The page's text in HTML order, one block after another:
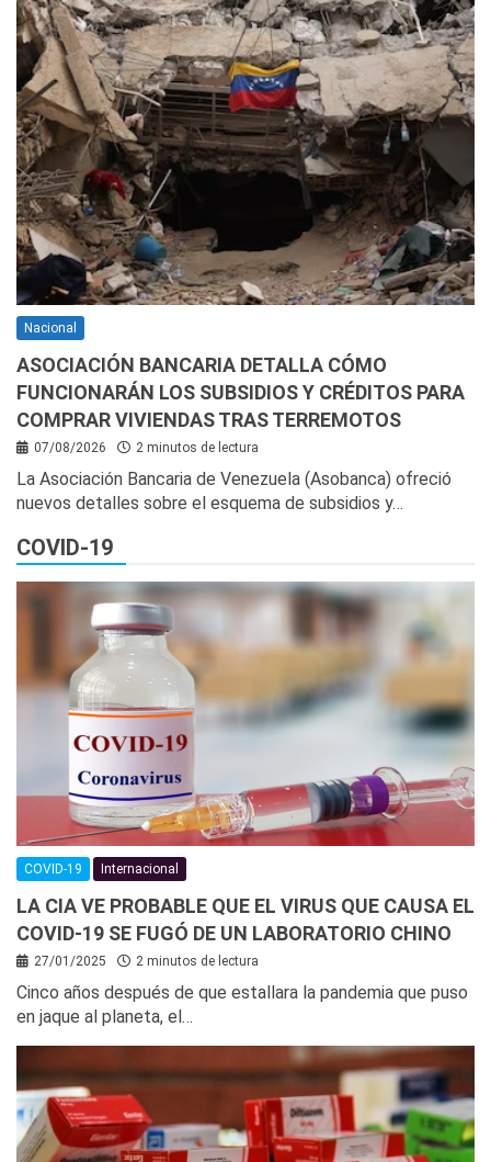
Nacional
ASOCIACIÓN BANCARIA DETALLA CÓMO
FUNCIONARÁN LOS SUBSIDIOS Y CRÉDITOS PARA
COMPRAR VIVIENDAS TRAS TERREMOTOS
07/08/2026 2 minutos de lectura
La Asociación Bancaria de Venezuela (Asobanca) ofreció
nuevos detalles sobre el esquema de subsidios y…
COVID-19
COVID-19 Internacional
LA CIA VE PROBABLE QUE EL VIRUS QUE CAUSA EL
COVID-19 SE FUGÓ DE UN LABORATORIO CHINO
27/01/2025 2 minutos de lectura
Cinco años después de que estallara la pandemia que puso
en jaque al planeta, el…